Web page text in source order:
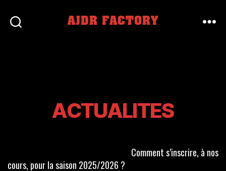
AJDR FACTORY
ACTUALITES
Comment s’inscrire, à nos
cours, pour la saison 2025/2026 ?